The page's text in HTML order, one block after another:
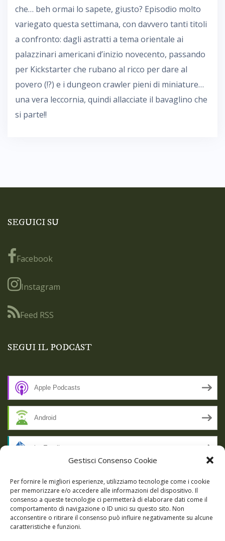
Gestisci Consenso Cookie
Per fornire le migliori esperienze, utilizziamo tecnologie come i cookie
per memorizzare e/o accedere alle informazioni del dispositivo. Il
consenso a queste tecnologie ci permetterà di elaborare dati come il
comportamento di navigazione o ID unici su questo sito. Non
acconsentire o ritirare il consenso può influire negativamente su alcune
caratteristiche e funzioni.
che… beh ormai lo sapete, giusto? Episodio molto
variegato questa settimana, con davvero tanti titoli
a confronto: dagli astratti a tema orientale ai
palazzinari americani d’inizio novecento, passando
per Kickstarter che rubano al ricco per dare al
povero (!?) e i dungeon crawler pieni di miniature…
una vera leccornia, quindi allacciate il bavaglino che
si parte!!
SEGUICI SU
Facebook
Instagram
Feed RSS
SEGUI IL PODCAST
Apple Podcasts
Android
by Email
RSS
SSL SECURE